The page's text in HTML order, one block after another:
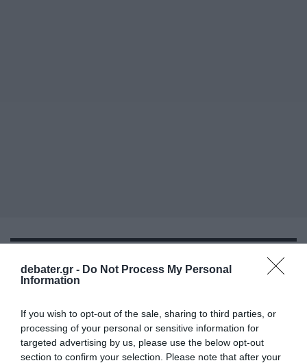
debater.gr - Do Not Process My Personal
Information
If you wish to opt-out of the sale, sharing to third parties, or
processing of your personal or sensitive information for
targeted advertising by us, please use the below opt-out
section to confirm your selection. Please note that after your
ΑΘΛΗΤΙΚΑ